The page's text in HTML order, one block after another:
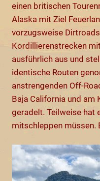
einen britischen
Alaska mit Ziel
vorzugsweise
Kordillierenstrecken
ausführlich aus und
identische Routen
anstrengenden Off-
Baja California und am
geradelt. Teilweise hat
mitschleppen müssen.